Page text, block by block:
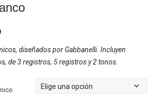
diseñados por Gabbanelli. Incluyen
de 3 registros, 5 registros y 2 tonos.